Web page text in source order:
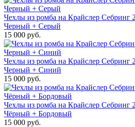
Чехлы из ромба на Крайслер Себринг
Черный + Серый
15 000 руб.
Чехлы из ромба на Крайслер Себринг
Черный + Синий
15 000 руб.
Чехлы из ромба на Крайслер Себринг
Чёрный + Бордовый
15 000 руб.